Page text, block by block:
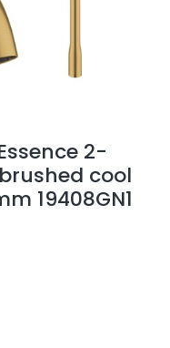
2-
cool
19408GN1